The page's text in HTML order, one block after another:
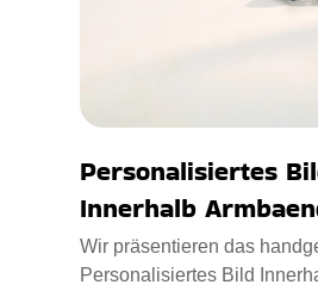
Personalisiertes
Innerhalb
Wir präsentieren das
Personalisiertes Bild